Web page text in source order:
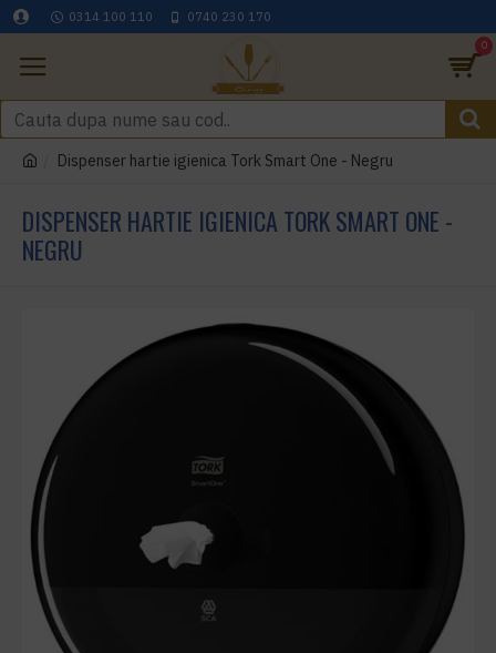
0314 100 110 0740 230 170
0
Dispenser hartie igienica Tork Smart One - Negru
DISPENSER HARTIE IGIENICA TORK SMART ONE -
NEGRU